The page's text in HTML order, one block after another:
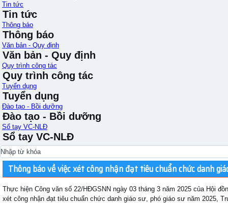
Tin tức
Tin tức
Thông báo
Thông báo
Văn bản - Quy định
Văn bản - Quy định
Quy trình công tác
Quy trình công tác
Tuyển dụng
Tuyển dụng
Đào tạo - Bồi dưỡng
Đào tạo - Bồi dưỡng
Sổ tay VC-NLĐ
Sổ tay VC-NLĐ
Thông báo về việc xét công nhận đạt tiêu chuẩn chức danh
Thực hiện Công văn số 22/HĐGSNN ngày 03 tháng 3 năm 2025 của Hội
xét công nhận đạt tiêu chuẩn chức danh giáo sư, phó giáo sư năm 2025,